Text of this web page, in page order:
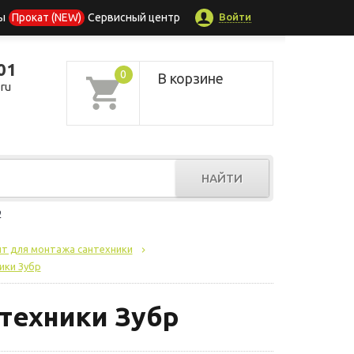
Прокат (NEW) Сервисный центр Войти
0 В корзине
НАЙТИ
для монтажа сантехники
Зубр
Зубр